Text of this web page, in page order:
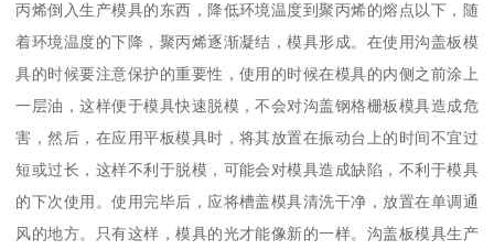
丙烯倒入生产模具的东西，降低环境温度到聚丙烯的熔点以下，随
着环境温度的下降，聚丙烯逐渐凝结，模具形成。在使用沟盖板模
具的时候要注意保护的重要性，使用的时候在模具的内侧之前涂上
一层油，这样便于模具快速脱模，不会对沟盖钢格栅板模具造成危
害，然后，在应用平板模具时，将其放置在振动台上的时间不宜过
短或过长，这样不利于脱模，可能会对模具造成缺陷，不利于模具
的下次使用。使用完毕后，应将槽盖模具清洗干净，放置在单调通
风的地方。只有这样，模具的光才能像新的一样。沟盖板模具生产